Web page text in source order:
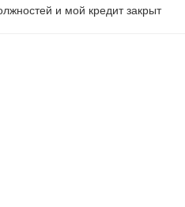
и мой кредит закрыт